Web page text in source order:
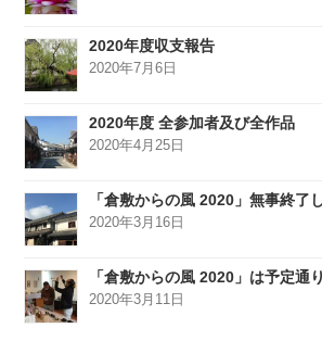
2020年度収支報告
2020年7月6日
2020年度 全参加者及び全作品
2020年4月25日
「倉敷からの風 2020」無事終了
2020年3月16日
「倉敷からの風 2020」は予定通
2020年3月11日